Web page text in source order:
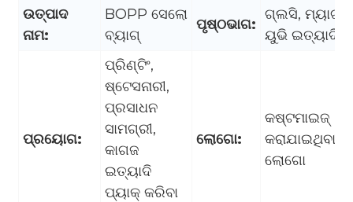
ଉତ୍ପାଦ
ନାମ:
BOPP ସେଲୋ
ବ୍ୟାଗ୍
ପୃଷ୍ଠଭାଗ:
ଗ୍ଲସି, ମ୍ୟାଟ୍,
ୟୁଭି ଇତ୍ୟାଦି।
ପ୍ରୟୋଗ:
ପ୍ରିଣ୍ଟିଂ,
ଷ୍ଟେସନାରୀ,
ପ୍ରସାଧନ
ସାମଗ୍ରୀ,
କାଗଜ
ଇତ୍ୟାଦି
ପ୍ୟାକ୍ କରିବା
ଲୋଗୋ:
କଷ୍ଟମାଇଜ୍
କରାଯାଇଥିବା
ଲୋଗୋ